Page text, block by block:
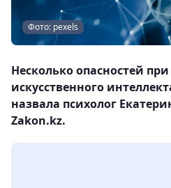
Фото: pexels
Несколько опасностей
искусственного
назвала психолог
Zakon.kz.